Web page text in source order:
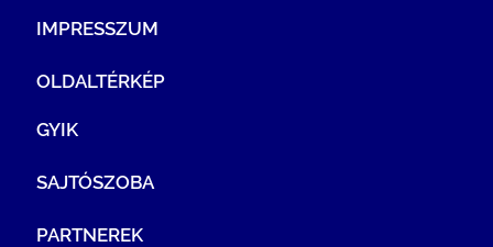
IMPRESSZUM
OLDALTÉRKÉP
GYIK
SAJTÓSZOBA
PARTNEREK